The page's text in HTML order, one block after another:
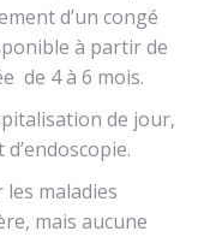
d’un congé
à partir de
de 4 à 6 mois.
de jour,
les maladies
mais aucune